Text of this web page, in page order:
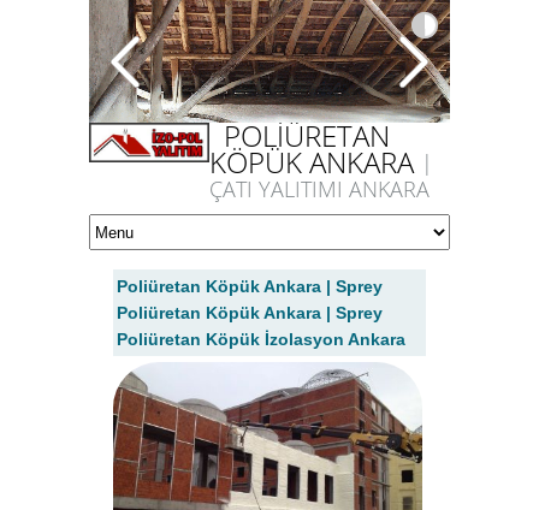
POLİÜRETAN
KÖPÜK ANKARA |
ÇATI YALITIMI ANKARA
Poliüretan Köpük Ankara | Sprey
Poliüretan Köpük Ankara | Sprey
Poliüretan Köpük İzolasyon Ankara